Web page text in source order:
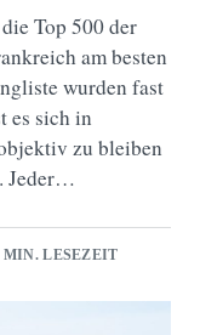
Top 500 der
am besten
wurden fast
es sich in
zu bleiben
Jeder…
MIN. LESEZEIT